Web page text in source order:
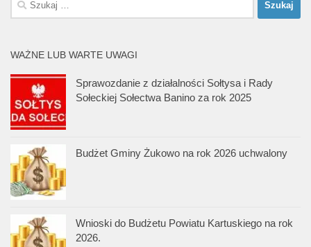
WAŻNE LUB WARTE UWAGI
Sprawozdanie z działalności Sołtysa i Rady
Sołeckiej Sołectwa Banino za rok 2025
Budżet Gminy Żukowo na rok 2026 uchwalony
Wnioski do Budżetu Powiatu Kartuskiego na rok
2026.